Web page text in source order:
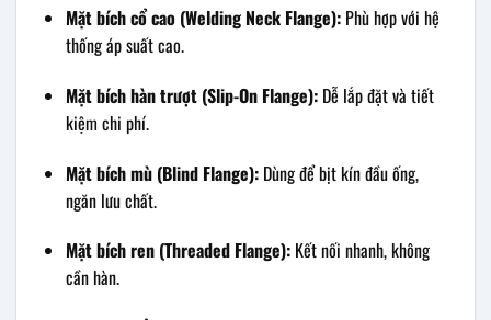
Mặt bích cổ cao (Welding Neck Flange):Phù hợp với hệ
thống áp suất cao.
Mặt bích hàn trượt (Slip-On Flange):Dễ lắp đặt và tiết
kiệm chi phí.
Mặt bích mù (Blind Flange):Dùng để bịt kín đầu ống,
ngăn lưu chất.
Mặt bích ren (Threaded Flange):Kết nối nhanh, không
cần hàn.